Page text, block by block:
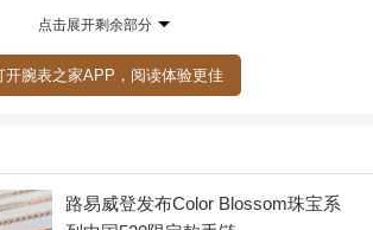
点击展开剩余部分
开腕表之家APP，阅读体验更佳
路易威登发布Color Blossom珠宝系